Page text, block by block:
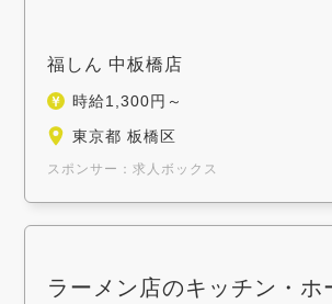
福しん 中板橋店
時給1,300円～
東京都 板橋区
スポンサー：求人ボックス
ラーメン店のキッチン・ホ